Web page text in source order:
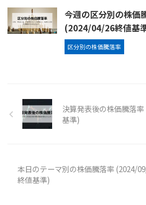
今週の区分別の株価
(2024/04/26終値基
区分別の株価騰落率
決算発表後の株価騰落
基準)
本日のテーマ別の株価騰落率 (2024/
終値基準)